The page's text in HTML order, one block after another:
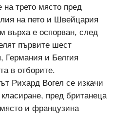
на трето място пред
на пето и Швейцария
върха е оспорван, след
първите шест
Германия и Белгия
в отборите.
Рихард Вогел се изкачи
пред британеца
и французина